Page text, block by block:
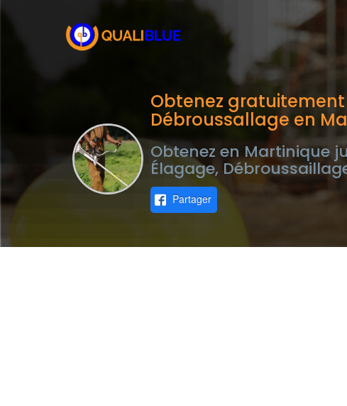
Obtenez
Débroussallage en
Obtenez en Martinique
Élagage,
Partager